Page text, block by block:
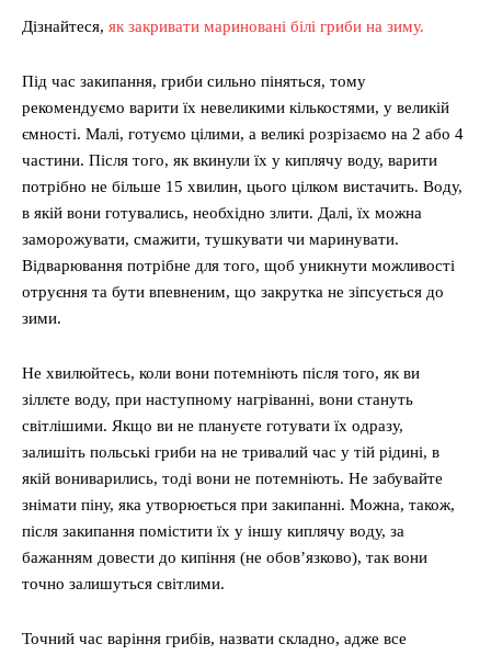
Дізнайтеся, як закривати мариновані білі гриби на зиму.
Під час закипання, гриби сильно піняться, тому
рекомендуємо варити їх невеликими кількостями, у великій
ємності. Малі, готуємо цілими, а великі розрізаємо на 2 або 4
частини. Після того, як вкинули їх у киплячу воду, варити
потрібно не більше 15 хвилин, цього цілком вистачить. Воду,
в якій вони готувались, необхідно злити. Далі, їх можна
заморожувати, смажити, тушкувати чи маринувати.
Відварювання потрібне для того, щоб уникнути можливості
отруєння та бути впевненим, що закрутка не зіпсується до
зими.
Не хвилюйтесь, коли вони потемніють після того, як ви
зіллєте воду, при наступному нагріванні, вони стануть
світлішими. Якщо ви не плануєте готувати їх одразу,
залишіть польські гриби на не тривалий час у тій рідині, в
якій вониварились, тоді вони не потемніють. Не забувайте
знімати піну, яка утворюється при закипанні. Можна, також,
після закипання помістити їх у іншу киплячу воду, за
бажанням довести до кипіння (не обов’язково), так вони
точно залишуться світлими.
Точний час варіння грибів, назвати складно, адже все